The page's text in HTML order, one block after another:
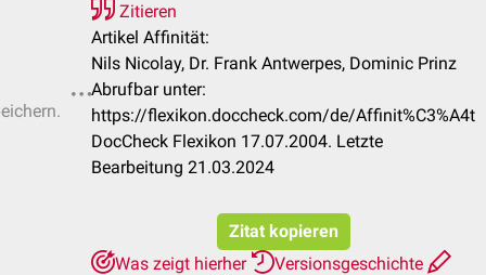
Zitieren
Artikel Affinität:
Nils Nicolay, Dr. Frank Antwerpes, Dominic Prinz
Abrufbar unter:
https://flexikon.doccheck.com/de/Affinit%C3%A4t
DocCheck Flexikon 17.07.2004. Letzte
Bearbeitung 21.03.2024
Zitat kopieren
Was zeigt hierher
Versionsgeschichte